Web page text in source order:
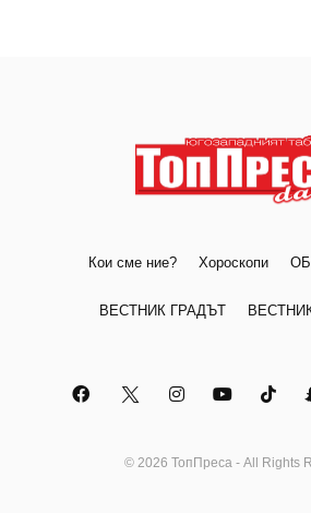
Кои сме ние? Хороскопи
ВЕСТНИК ГРАДЪТ
© 2026 ТопПреса - All Rights